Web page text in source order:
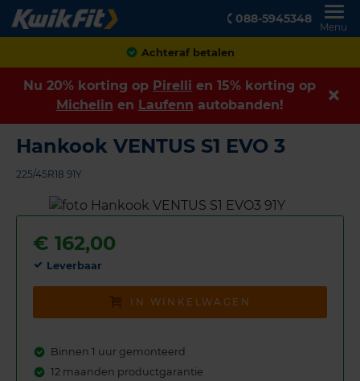
088-5945348
Menu
Achteraf betalen
Nu 20% korting op Pirelli en 15% korting op
Michelin en Laufenn autobanden!
Hankook VENTUS S1 EVO 3
225/45R18 91Y
€ 162,00
Leverbaar
IN WINKELWAGEN
Binnen 1 uur gemonteerd
12 maanden productgarantie